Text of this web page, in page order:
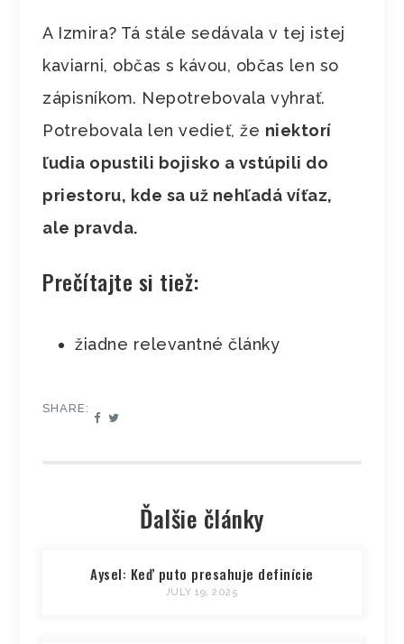
A Izmira? Tá stále sedávala v tej istej
kaviarni, občas s kávou, občas len so
zápisníkom. Nepotrebovala vyhrať.
Potrebovala len vedieť, že niektorí
ľudia opustili bojisko a vstúpili do
priestoru, kde sa už nehľadá víťaz,
ale pravda.
Prečítajte si tiež:
žiadne relevantné články
SHARE:
Ďalšie články
Aysel: Keď puto presahuje definície
JULY 19, 2025